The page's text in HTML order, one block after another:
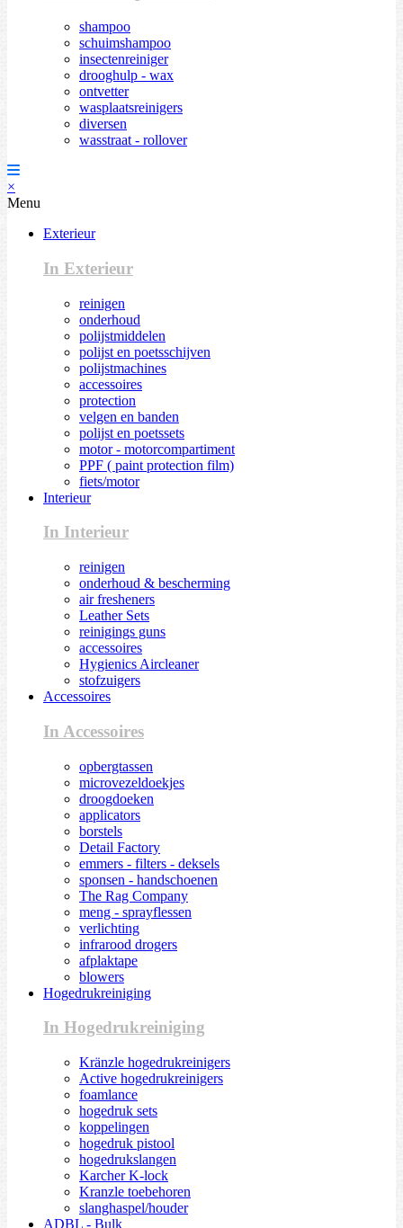
shampoo
schuimshampoo
insectenreiniger
drooghulp - wax
ontvetter
wasplaatsreinigers
diversen
wasstraat - rollover
×
Menu
Exterieur
In Exterieur
reinigen
onderhoud
polijstmiddelen
polijst en poetsschijven
polijstmachines
accessoires
protection
velgen en banden
polijst en poetssets
motor - motorcompartiment
PPF ( paint protection film)
fiets/motor
Interieur
In Interieur
reinigen
onderhoud & bescherming
air fresheners
Leather Sets
reinigings guns
accessoires
Hygienics Aircleaner
stofzuigers
Accessoires
In Accessoires
opbergtassen
microvezeldoekjes
droogdoeken
applicators
borstels
Detail Factory
emmers - filters - deksels
sponsen - handschoenen
The Rag Company
meng - sprayflessen
verlichting
infrarood drogers
afplaktape
blowers
Hogedrukreiniging
In Hogedrukreiniging
Kränzle hogedrukreinigers
Active hogedrukreinigers
foamlance
hogedruk sets
koppelingen
hogedruk pistool
hogedrukslangen
Karcher K-lock
Kranzle toebehoren
slanghaspel/houder
ADBL - Bulk